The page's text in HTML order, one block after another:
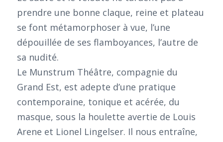
prendre une bonne claque, reine et plateau
se font métamorphoser à vue, l’une
dépouillée de ses flamboyances, l’autre de
sa nudité.
Le Munstrum Théâtre, compagnie du
Grand Est, est adepte d’une pratique
contemporaine, tonique et acérée, du
masque, sous la houlette avertie de Louis
Arene et Lionel Lingelser. Il nous entraîne,